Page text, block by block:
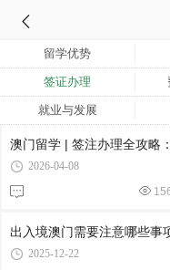
留学优势
签证办理
就业与发展
澳门留学 | 签注办理全攻略
2026-04-08
出入境澳门需要注意哪些事
2025-12-22